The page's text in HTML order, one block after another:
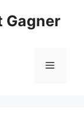
Gagner
Menu